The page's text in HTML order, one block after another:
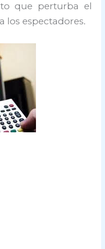
que perturba el
los espectadores.